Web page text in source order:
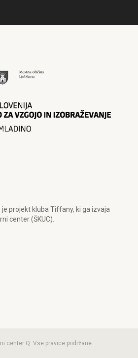
je projekt kluba Tiffany, ki ga izvaja
center (ŠKUC).
center Q. Vse pravice pridržane.